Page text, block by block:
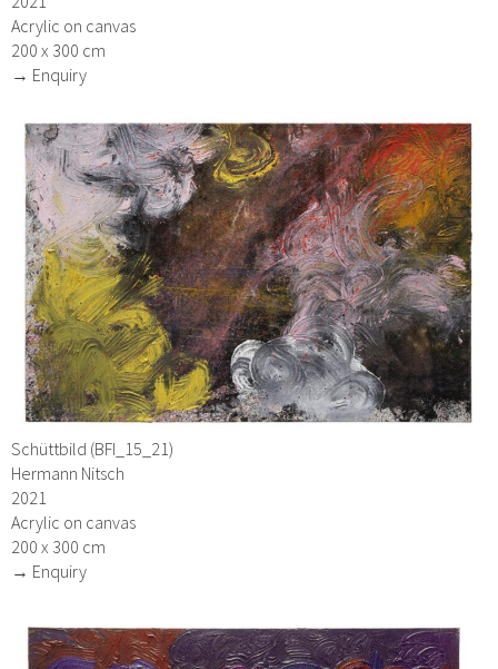
Acrylic on canvas
200 x 300 cm
→ Enquiry
Schüttbild (BFI_15_21)
Hermann Nitsch
2021
Acrylic on canvas
200 x 300 cm
→ Enquiry